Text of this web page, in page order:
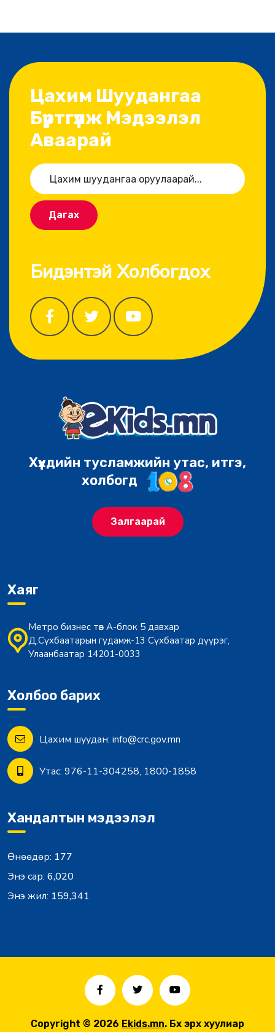
Цахим Шуудангаа
Бүртгүүлж Мэдээлэл
Аваарай
Дагах
Бидэнтэй Холбогдох
Хүүхдийн тусламжийн утас, итгэ,
холбогд
Залгаарай
Хаяг
Метро бизнес төв А-блок 5 давхар
Д.Сүхбаатарын гудамж-13 Сүхбаатар дүүрэг,
Улаанбаатар 14201-0033
Холбоо барих
Цахим шуудан: info@crc.gov.mn
Утас: 976-11-304258, 1800-1858
Хандалтын мэдээлэл
Өнөөдөр: 177
Энэ сар: 6,020
Энэ жил: 159,341
Copyright © 2026 Ekids.mn. Бүх эрх хуулиар